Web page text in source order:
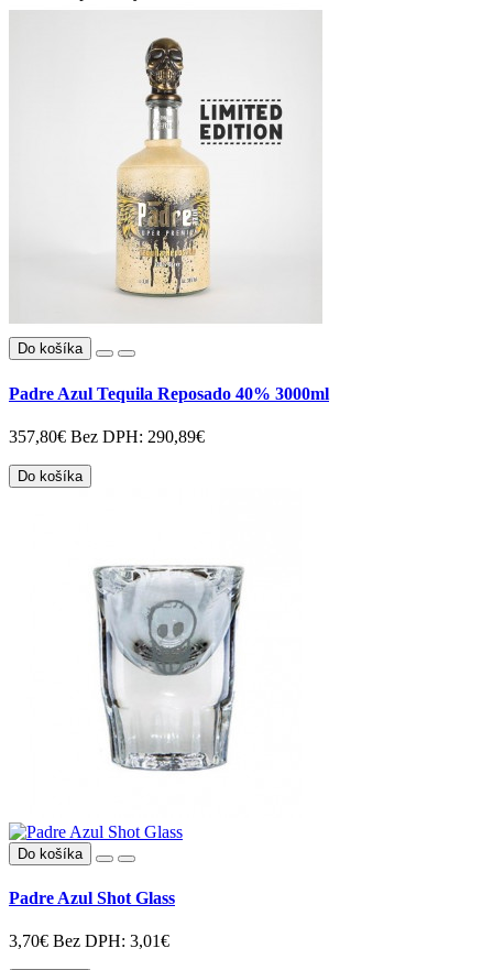
Do košíka
Padre Azul Tequila Reposado 40% 3000ml
357,80€ Bez DPH: 290,89€
Do košíka
Do košíka
Padre Azul Shot Glass
3,70€ Bez DPH: 3,01€